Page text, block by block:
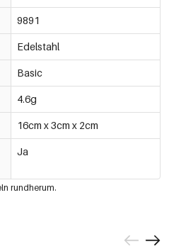
9891
Edelstahl
Basic
4.6g
16cm x 3cm x 2cm
Ja
rundherum.